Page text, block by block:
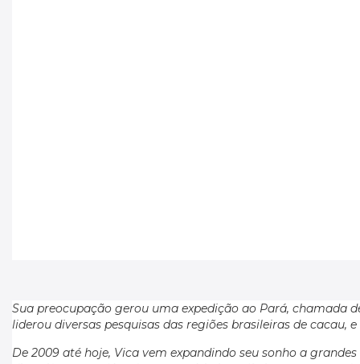
Sua preocupação gerou uma expedição ao Pará, chamada
liderou diversas pesquisas das regiões brasileiras de
De 2009 até hoje, Vica vem expandindo seu sonho a